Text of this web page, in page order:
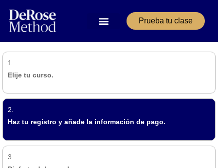
Prueba tu clase
1.
Elije tu curso.
2.
Haz tu registro y añade la información de pago.
3.